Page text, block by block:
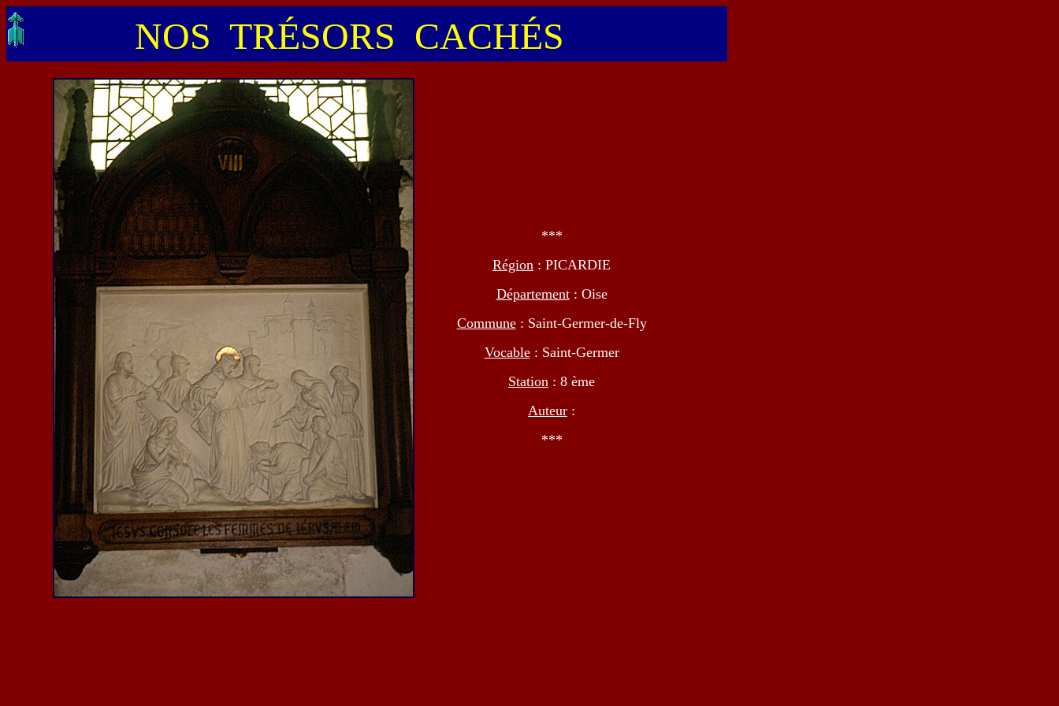
NOS TRÉSORS CACHÉS
***
Région : PICARDIE
Département: Oise
Commune: Saint-Germer-de-Fly
Vocable: Saint-Germer
Station : 8 ème
Auteur :
***